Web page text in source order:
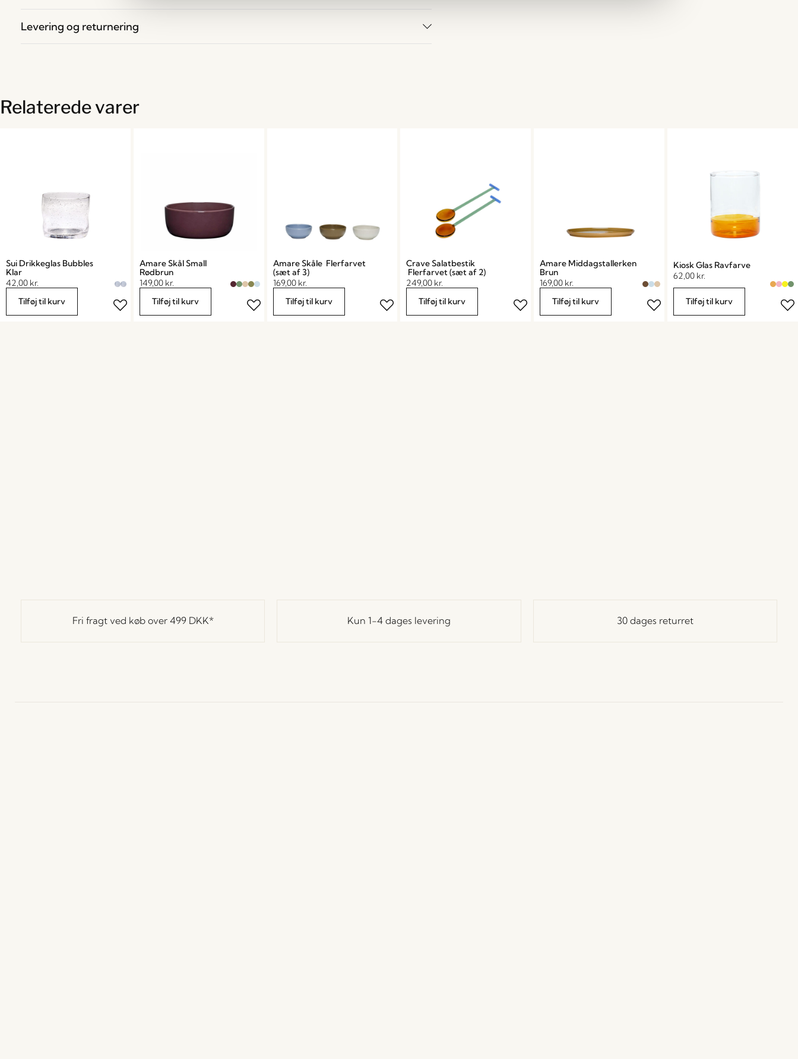
Levering og returnering
Relaterede varer
Sui Drikkeglas Bubbles
Klar
42,00 kr.
Tilføj til kurv
Amare Skål Small
Rødbrun
149,00 kr.
Tilføj til kurv
Amare Skåle Flerfarvet
(sæt af 3)
169,00 kr.
Tilføj til kurv
Crave Salatbestik
Flerfarvet (sæt af 2)
249,00 kr.
Tilføj til kurv
Amare Middagstallerken
Brun
169,00 kr.
Tilføj til kurv
Kiosk Glas Ravfarve
62,00 kr.
Tilføj til kurv
Fri fragt ved køb over 499 DKK* Kun 1-4 dages levering 30 dages returret